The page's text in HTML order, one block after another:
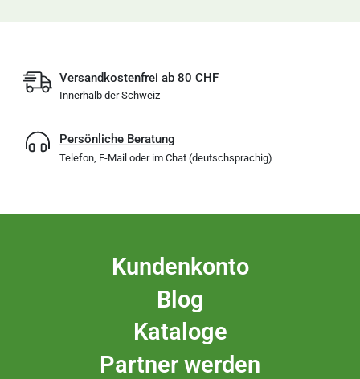
Versandkostenfrei ab 80 CHF
Innerhalb der Schweiz
Persönliche Beratung
Telefon, E-Mail oder im Chat (deutschsprachig)
Kundenkonto
Blog
Kataloge
Partner werden